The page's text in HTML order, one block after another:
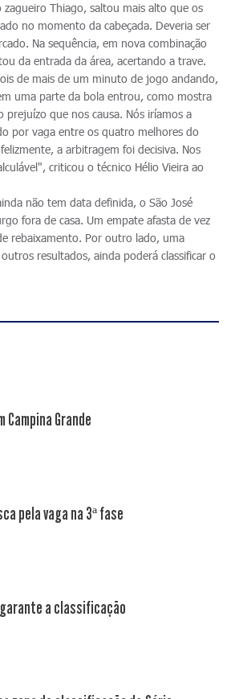
zagueiro Thiago, saltou mais alto que os
no momento da cabeçada. Deveria ser
Na sequência, em nova combinação
da entrada da área, acertando a trave.
de mais de um minuto de jogo andando,
uma parte da bola entrou, como mostra
prejuízo que nos causa. Nós iríamos a
por vaga entre os quatro melhores do
a arbitragem foi decisiva. Nos
criticou o técnico Hélio Vieira ao
não tem data definida, o São José
fora de casa. Um empate afasta de vez
rebaixamento. Por outro lado, uma
resultados, ainda poderá classificar o
Campina Grande
pela vaga na 3ª fase
garante a classificação